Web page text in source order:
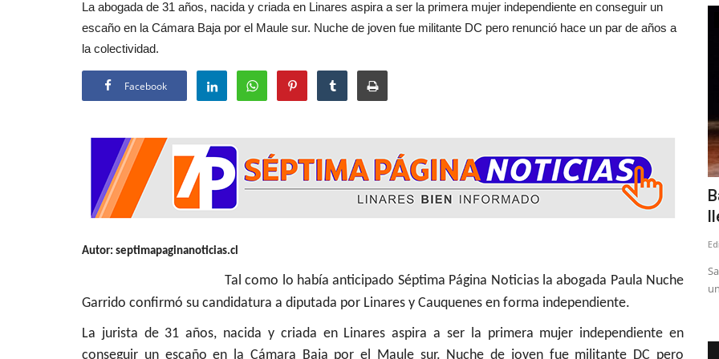
La abogada de 31 años, nacida y criada en Linares aspira a ser la primera mujer independiente en conseguir un
escaño en la Cámara Baja por el Maule sur. Nuche de joven fue militante DC pero renunció hace un par de años a
la colectividad.
Facebook
Autor: septimapaginanoticias.cl
Tal como lo había anticipado Séptima Página Noticias la abogada Paula Nuche
Garrido confirmó su candidatura a diputada por Linares y Cauquenes en forma independiente.
La jurista de 31 años, nacida y criada en Linares aspira a ser la primera mujer independiente en
conseguir un escaño en la Cámara Baja por el Maule sur. Nuche de joven fue militante DC pero
Robo de medidores: Diputados del PNL
solicitan datos nacionales...
Editora Julio 31, 2026
El fenómeno delictual será abordado en una sesión especial
en la Comisión de Seguridad...
(VIDEO) Más de un año duró
investigación para desarticular...
10 personas son detenidas en operativos realizados en Talca
y Curicó